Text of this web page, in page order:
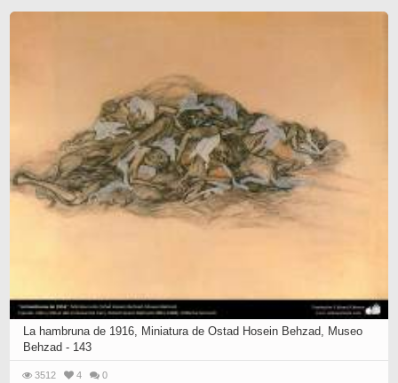
La hambruna de 1916, Miniatura de Ostad Hosein Behzad, Museo
Behzad - 143
3512 4 0